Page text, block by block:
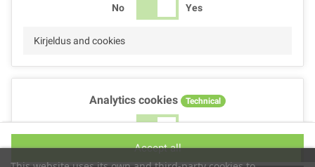
No Yes
Kirjeldus and cookies
Analytics cookies Technical
No Yes
Accept all